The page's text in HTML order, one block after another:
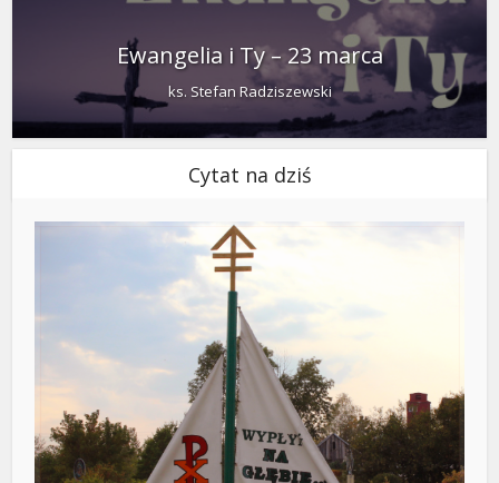
Ewangelia i Ty – 23 marca
ks. Stefan Radziszewski
Cytat na dziś